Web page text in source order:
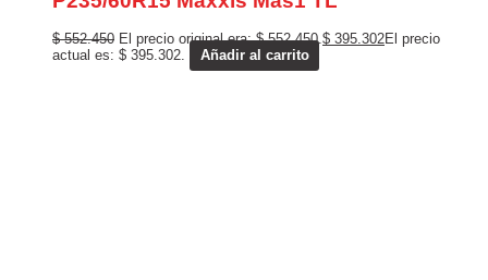
$552.450 El precio original era: $ 552.450.$ 395.302El precio
actual es: $ 395.302.
Añadir al carrito